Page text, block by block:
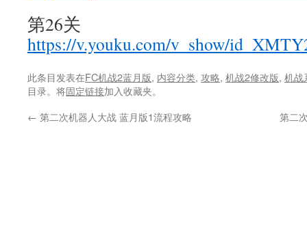
第26关
https://v.youku.com/v_show/
此条目发表在FC机战2蓝月版, 内容分类, 攻略, 机战2修改版, 机战
目录。将固定链接加入收藏夹。
← 第二次机器人大战 蓝月版1流程攻略 第二